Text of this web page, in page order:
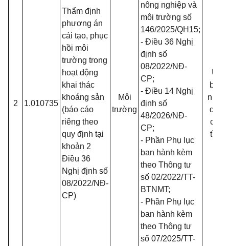
2 1.010735
Thẩm định
phương án
cải tạo, phục
hồi môi
trường trong
hoạt động
khai thác
khoáng sản
(báo cáo
riêng theo
quy định tại
khoản 2
Điều 36
Nghị định số
08/2022/NĐ-
CP)
Môi
trường
nông nghiệp và
môi trường số
146/2025/QH15;
- Điều 36 Nghị
định số
08/2022/NĐ-
CP;
- Điều 14 Nghị
định số
48/2026/NĐ-
CP;
- Phần Phụ lục
ban hành kèm
theo Thông tư
số 02/2022/TT-
BTNMT;
- Phần Phụ lục
ban hành kèm
theo Thông tư
số 07/2025/TT-
Ủy
ban
nhân
dân
cấp
tỉnh